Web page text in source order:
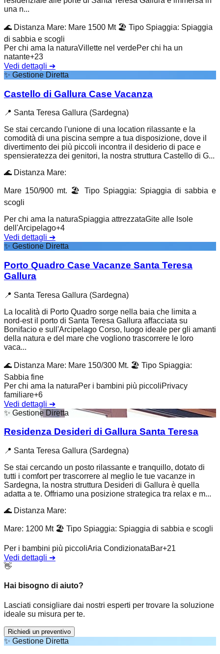
una n...
🌊 Distanza Mare: Mare 1500 Mt 🏖️ Tipo Spiaggia: Spiaggia
di sabbia e scogli
Per chi ama la naturaVillette nel verdePer chi ha un
natante+23
Vedi dettagli ➔
✨ Gestione Diretta
Castello di Gallura Case Vacanza
📍 Santa Teresa Gallura (Sardegna)
Se stai cercando l'unione di una location rilassante e la
comodità di una piscina sempre a tua disposizione, dove il
divertimento dei più piccoli incontra il desiderio di pace e
spensieratezza dei genitori, la nostra struttura Castello di G...
🌊 Distanza Mare:
Mare 150/900 mt. 🏖️ Tipo Spiaggia: Spiaggia di sabbia e
scogli
Per chi ama la naturaSpiaggia attrezzataGite alle Isole
dell'Arcipelago+4
Vedi dettagli ➔
✨ Gestione Diretta
Porto Quadro Case Vacanze Santa Teresa
Gallura
📍 Santa Teresa Gallura (Sardegna)
La località di Porto Quadro sorge nella baia che limita a
nord-est il porto di Santa Teresa Gallura affacciata su
Bonifacio e sull'Arcipelago Corso, luogo ideale per gli amanti
della natura e del mare che vogliono trascorrere le loro
vaca...
🌊 Distanza Mare: Mare 150/300 Mt. 🏖️ Tipo Spiaggia:
Sabbia fine
Per chi ama la naturaPer i bambini più piccoliPrivacy
familiare+6
Vedi dettagli ➔
✨ Gestione Diretta
Residenza Desideri di Gallura Santa Teresa
📍 Santa Teresa Gallura (Sardegna)
Se stai cercando un posto rilassante e tranquillo, dotato di
tutti i comfort per trascorrere al meglio le tue vacanze in
Sardegna, la nostra struttura Desideri di Gallura è quella
adatta a te. Offriamo una posizione strategica tra relax e m...
🌊 Distanza Mare:
Mare: 1200 Mt 🏖️ Tipo Spiaggia: Spiaggia di sabbia e scogli
Per i bambini più piccoliAria CondizionataBar+21
Vedi dettagli ➔
👋
Hai bisogno di aiuto?
Lasciati consigliare dai nostri esperti per trovare la soluzione
ideale su misura per te.
Richiedi un preventivo
✨ Gestione Diretta